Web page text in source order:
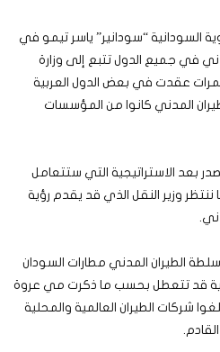
السودانية “سودانير” ياسر تيمو في
في جميع الدول تتبع إلى وزارة
عقدت في بعض الدول العربية
المدني كانوا من المؤسسات
بعد الاستراتيجية التي ستتعامل
ننتظر وزير النقل الذي قد يقدم رؤية
الطيران المدني مطارات السودان
قد تتعطل بحسب ما ذكرت مي عروة
شركات الطيران العالمية والمحلية